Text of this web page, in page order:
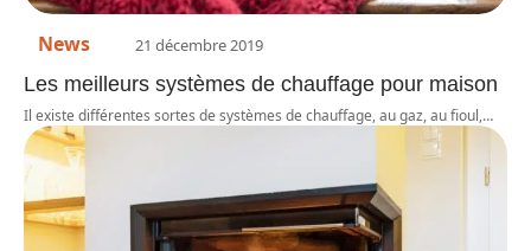
News 21 décembre 2019
Les meilleurs systèmes de chauffage pour maison
Il existe différentes sortes de systèmes de chauffage, au gaz, au fioul,…